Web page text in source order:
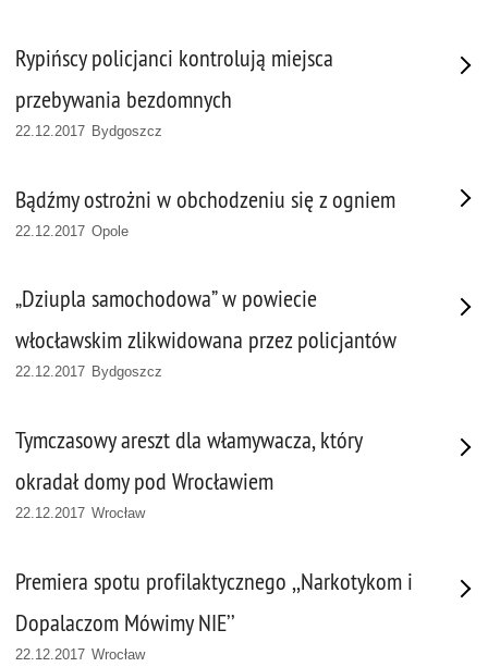
Rypińscy policjanci kontrolują miejsca
przebywania bezdomnych
22.12.2017 Bydgoszcz
Bądźmy ostrożni w obchodzeniu się z ogniem
22.12.2017 Opole
„Dziupla samochodowa” w powiecie
włocławskim zlikwidowana przez policjantów
22.12.2017 Bydgoszcz
Tymczasowy areszt dla włamywacza, który
okradał domy pod Wrocławiem
22.12.2017 Wrocław
Premiera spotu profilaktycznego ,,Narkotykom i
Dopalaczom Mówimy NIE’’
22.12.2017 Wrocław